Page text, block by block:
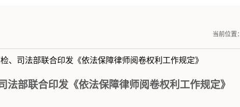
当前位置：
、司法部联合印发《依法保障律师阅卷权利工作规定》
法部联合印发《依法保障律师阅卷权利工作规定》